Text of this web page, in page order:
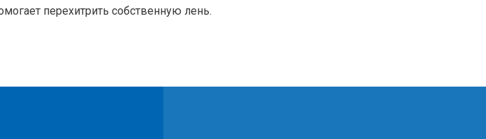
перехитрить собственную лень.